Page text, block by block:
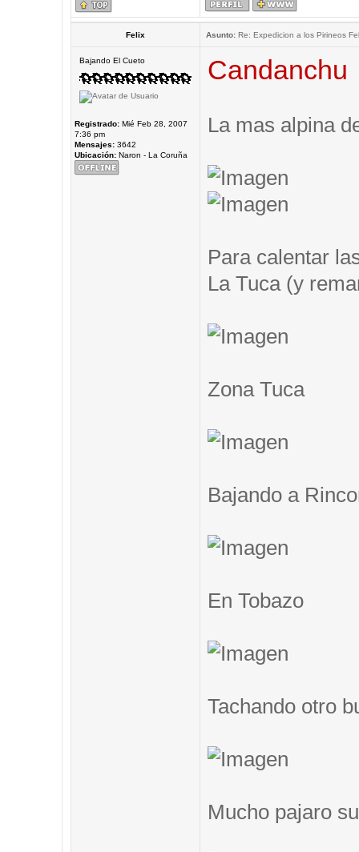
Felix Asunto:Re: Expedicion a los Pirineos
Bajando El Cueto
Registrado:Mié Feb 28, 2007
7:36 pm
Mensajes:3642
Ubicación:Naron - La Coruña
Candanchu
La mas alpina
Para calentar
La Tuca (y
Zona Tuca
Bajando a
En Tobazo
Tachando otro
Mucho pajaro